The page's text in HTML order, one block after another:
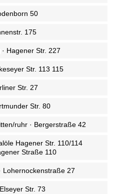
50
175
Hagener Str. 227
Str. 113 115
Str. 27
Str. 80
ruhr · Bergerstraße 42
Hagener Str. 110/114
Straße 110
Lohernockenstraße 27
Str. 73